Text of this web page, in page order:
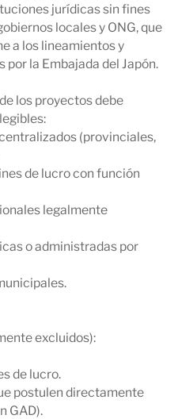
jurídicas sin fines
locales y ONG, que
a los lineamientos y
la Embajada del Japón.
los proyectos debe
(provinciales,
de lucro con función
legalmente
o administradas por
excluidos):
de lucro.
postulen directamente
GAD).